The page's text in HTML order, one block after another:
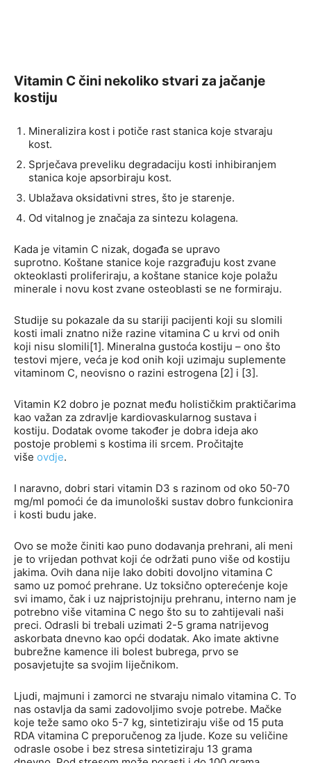
Vitamin C čini nekoliko stvari za jačanje
kostiju
Mineralizira kost i potiče rast stanica koje stvaraju
kost.
Sprječava preveliku degradaciju kosti inhibiranjem
stanica koje apsorbiraju kost.
Ublažava oksidativni stres, što je starenje.
Od vitalnog je značaja za sintezu kolagena.
Kada je vitamin C nizak, događa se upravo
suprotno. Koštane stanice koje razgrađuju kost zvane
okteoklasti proliferiraju, a koštane stanice koje polažu
minerale i novu kost zvane osteoblasti se ne formiraju.
Studije su pokazale da su stariji pacijenti koji su slomili
kosti imali znatno niže razine vitamina C u krvi od onih
koji nisu slomili[1]. Mineralna gustoća kostiju – ono što
testovi mjere, veća je kod onih koji uzimaju suplemente
vitaminom C, neovisno o razini estrogena [2] i [3].
Vitamin K2 dobro je poznat među holističkim praktičarima
kao važan za zdravlje kardiovaskularnog sustava i
kostiju. Dodatak ovome također je dobra ideja ako
postoje problemi s kostima ili srcem. Pročitajte
više ovdje.
I naravno, dobri stari vitamin D3 s razinom od oko 50-70
mg/ml pomoći će da imunološki sustav dobro funkcionira
i kosti budu jake.
Ovo se može činiti kao puno dodavanja prehrani, ali meni
je to vrijedan pothvat koji će održati puno više od kostiju
jakima. Ovih dana nije lako dobiti dovoljno vitamina C
samo uz pomoć prehrane. Uz toksično opterećenje koje
svi imamo, čak i uz najpristojniju prehranu, interno nam je
potrebno više vitamina C nego što su to zahtijevali naši
preci. Odrasli bi trebali uzimati 2-5 grama natrijevog
askorbata dnevno kao opći dodatak. Ako imate aktivne
bubrežne kamence ili bolest bubrega, prvo se
posavjetujte sa svojim liječnikom.
Ljudi, majmuni i zamorci ne stvaraju nimalo vitamina C. To
nas ostavlja da sami zadovoljimo svoje potrebe. Mačke
koje teže samo oko 5-7 kg, sintetiziraju više od 15 puta
RDA vitamina C preporučenog za ljude. Koze su veličine
odrasle osobe i bez stresa sintetiziraju 13 grama